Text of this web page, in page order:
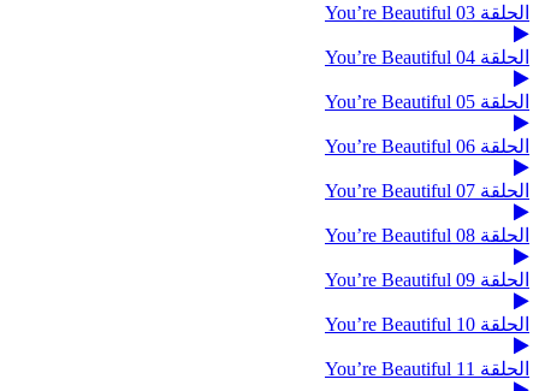
الحلقة 03 You’re Beautiful
الحلقة 04 You’re Beautiful
الحلقة 05 You’re Beautiful
الحلقة 06 You’re Beautiful
الحلقة 07 You’re Beautiful
الحلقة 08 You’re Beautiful
الحلقة 09 You’re Beautiful
الحلقة 10 You’re Beautiful
الحلقة 11 You’re Beautiful